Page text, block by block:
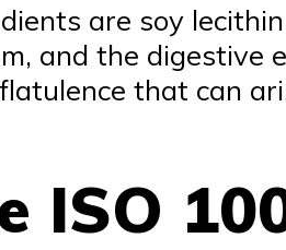
are soy
and the digestive
that can
ISO